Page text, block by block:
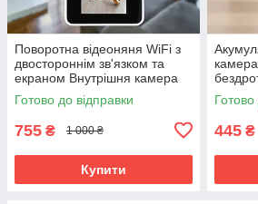
Поворотна відеоняня WiFi з
двостороннім зв'язком та
екраном Внутрішня камера
відеоспостереження вдома
Готово до відправки
755 ₴ 1 000 ₴
Купити
дому
Готово
445 ₴